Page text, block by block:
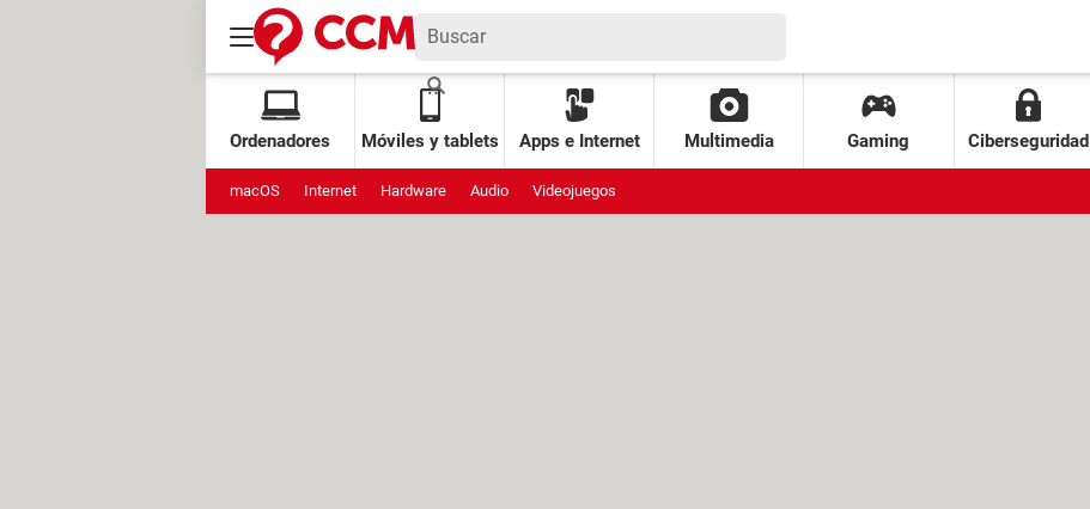
Ordenadores Móviles y tablets Apps e Internet Multimedia Gaming Ciberseguridad
macOS Internet Hardware Audio Videojuegos